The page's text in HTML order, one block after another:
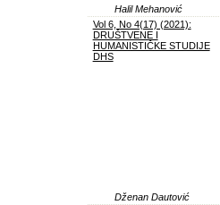
Halil Mehanović
Vol 6, No 4(17) (2021):
DRUŠTVENE I
HUMANISTIČKE STUDIJE
DHS
Dženan Dautović